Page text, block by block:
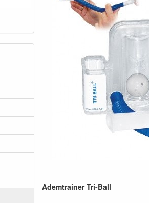
Ademtrainer Tri-Ball